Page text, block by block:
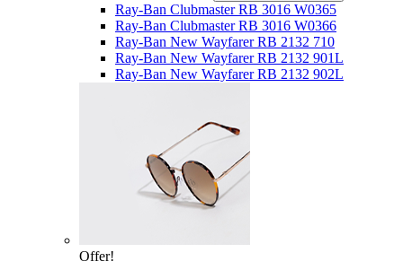
Ray-Ban Clubmaster RB 3016 W0365
Ray-Ban Clubmaster RB 3016 W0366
Ray-Ban New Wayfarer RB 2132 710
Ray-Ban New Wayfarer RB 2132 901L
Ray-Ban New Wayfarer RB 2132 902L
Offer!